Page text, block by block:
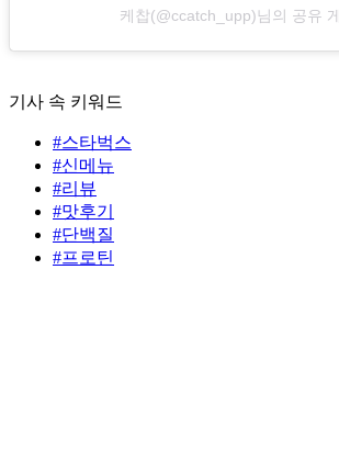
케찹(@ccatch_upp)님의 공유
기사 속 키워드
#스타벅스
#신메뉴
#리뷰
#맛후기
#단백질
#프로틴